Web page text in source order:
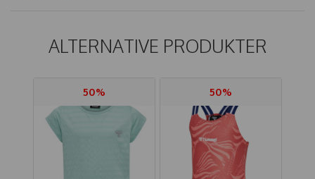
ALTERNATIVE PRODUKTER
50% 50%